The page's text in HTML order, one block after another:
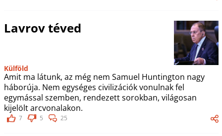
Lavrov téved
Külföld
Amit ma látunk, az még nem Samuel Huntington nagy
háborúja. Nem egységes civilizációk vonulnak fel
egymással szemben, rendezett sorokban, világosan
kijelölt arcvonalakon.
7 5 25